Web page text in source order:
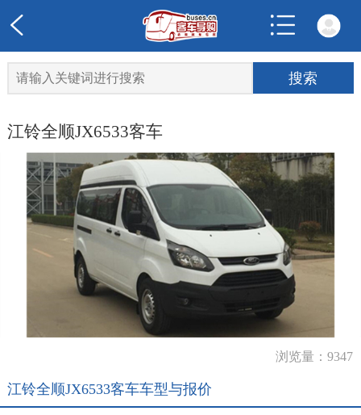
江铃全顺JX6533客车
浏览量：9347
江铃全顺JX6533客车车型与报价